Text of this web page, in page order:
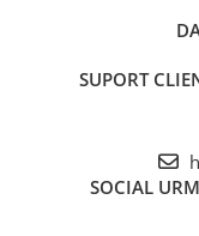
SUPORT
SOCIAL